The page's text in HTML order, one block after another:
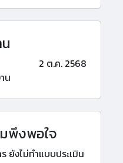
2 ต.ค. 2568
น
พึงพอใจ
ยังไม่ทำแบบประเมิน